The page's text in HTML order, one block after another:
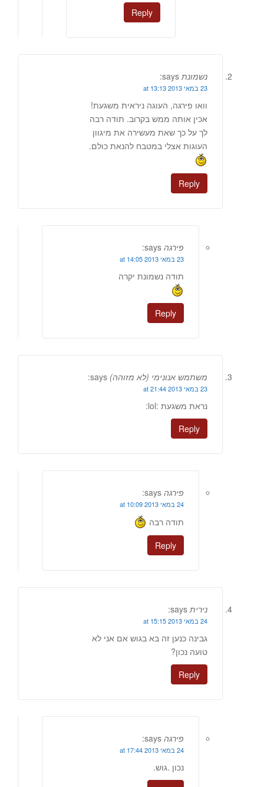
Reply
נשמונת says:
23 במאי 2013 at 13:13
וואו פירגה, העוגה ניראית משגעת!
אכין אותה ממש בקרוב. תודה רבה
לך על כך שאת מעשירה את מיגוון
העוגות אצלי במטבח להנאת כולם.
Reply
פירגה says:
23 במאי 2013 at 14:05
תודה נשמונת יקרה
Reply
משתמש אנונימי (לא מזוהה) says:
23 במאי 2013 at 21:44
נראת משגעת :lol:
Reply
פירגה says:
24 במאי 2013 at 10:09
תודה רבה
Reply
נירית says:
24 במאי 2013 at 15:15
גבינה כנען זה בא בגוש אם אני לא
טועה נכון?
Reply
פירגה says:
24 במאי 2013 at 17:44
נכון .גוש.